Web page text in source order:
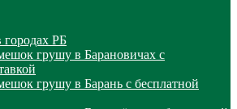
РБ
грушу в Барановичах с
грушу в Барань с бесплатной